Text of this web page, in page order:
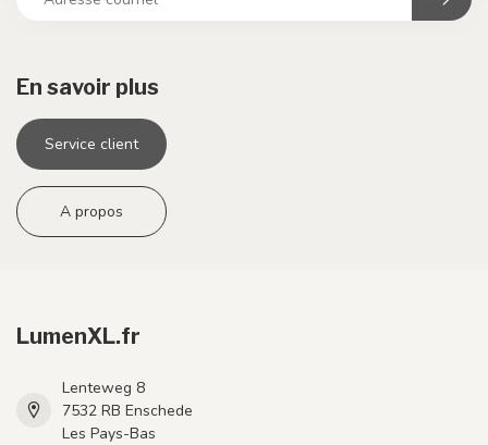
En savoir plus
Service client
A propos
LumenXL.fr
Lenteweg 8
7532 RB Enschede
Les Pays-Bas